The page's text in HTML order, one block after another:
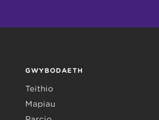
GWYBODAETH
Teithio
Mapiau